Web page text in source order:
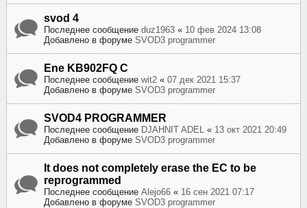
svod 4
Последнее сообщение duz1963 « 10 фев 2024 13:08
Добавлено в форуме SVOD3 programmer
Ene KB902FQ C
Последнее сообщение wit2 « 07 дек 2021 15:37
Добавлено в форуме SVOD3 programmer
SVOD4 PROGRAMMER
Последнее сообщение DJAHNIT ADEL « 13 окт 2021 20:49
Добавлено в форуме SVOD3 programmer
It does not completely erase the EC to be
reprogrammed
Последнее сообщение Alejo66 « 16 сен 2021 07:17
Добавлено в форуме SVOD3 programmer